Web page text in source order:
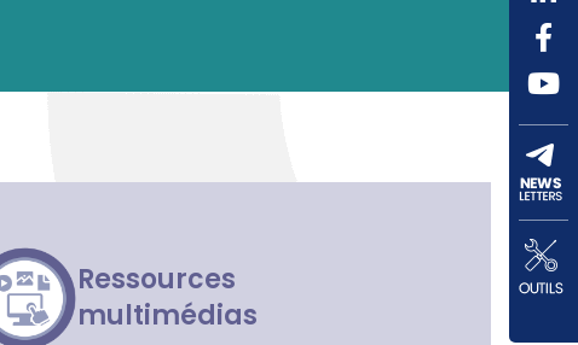
Ressources
multimédias